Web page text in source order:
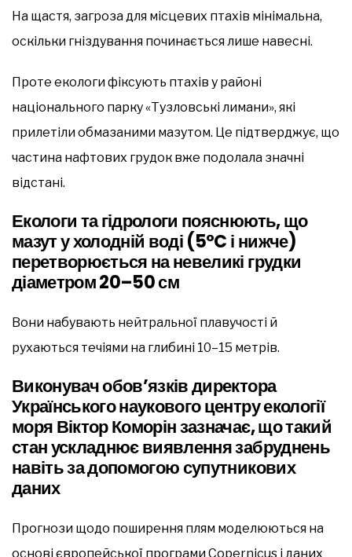
На щастя, загроза для місцевих птахів мінімальна,
оскільки гніздування починається лише навесні.
Проте екологи фіксують птахів у районі
національного парку «Тузловські лимани», які
прилетіли обмазаними мазутом. Це підтверджує, що
частина нафтових грудок вже подолала значні
відстані.
Екологи та гідрологи пояснюють, що
мазут у холодній воді (5°C і нижче)
перетворюється на невеликі грудки
діаметром 20–50 см
Вони набувають нейтральної плавучості й
рухаються течіями на глибині 10–15 метрів.
Виконувач обов’язків директора
Українського наукового центру екології
моря Віктор Коморін зазначає, що такий
стан ускладнює виявлення забруднень
навіть за допомогою супутникових
даних
Прогнози щодо поширення плям моделюються на
основі європейської програми Copernicus і даних